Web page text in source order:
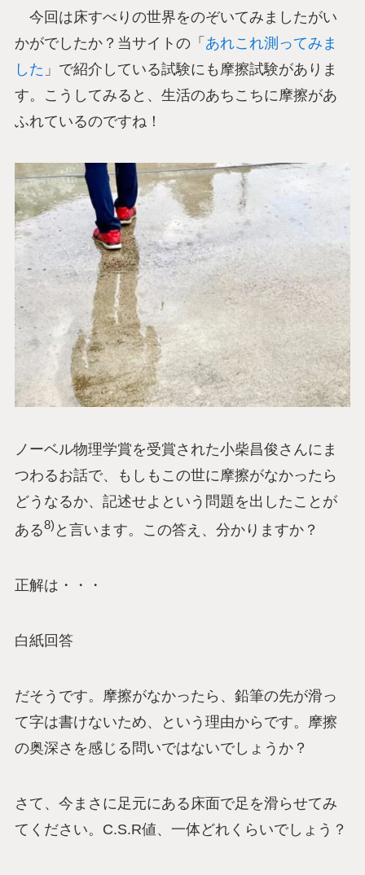
今回は床すべりの世界をのぞいてみましたがい
かがでしたか？当サイトの「 あれこれ測ってみま
した 」で紹介している試験にも摩擦試験がありま
す。こうしてみると、生活のあちこちに摩擦があ
ふれているのですね！
ノーベル物理学賞を受賞された小柴昌俊さんにま
つわるお話で、もしもこの世に摩擦がなかったら
どうなるか、記述せよという問題を出したことが
ある8) と言います。この答え、分かりますか？
正解は・・・
白紙回答
だそうです。摩擦がなかったら、鉛筆の先が滑っ
て字は書けないため、という理由からです。摩擦
の奥深さを感じる問いではないでしょうか？
さて、今まさに足元にある床面で足を滑らせてみ
てください。C.S.R値、一体どれくらいでしょう？